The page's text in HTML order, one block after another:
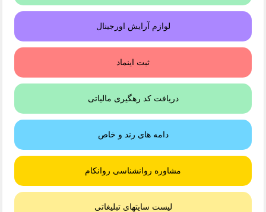
لوازم آرایش اورجینال
ثبت اینماد
دریافت کد رهگیری مالیاتی
دامه های رند و خاص
مشاوره روانشناسی روانکام
لیست سایتهای تبلیغاتی